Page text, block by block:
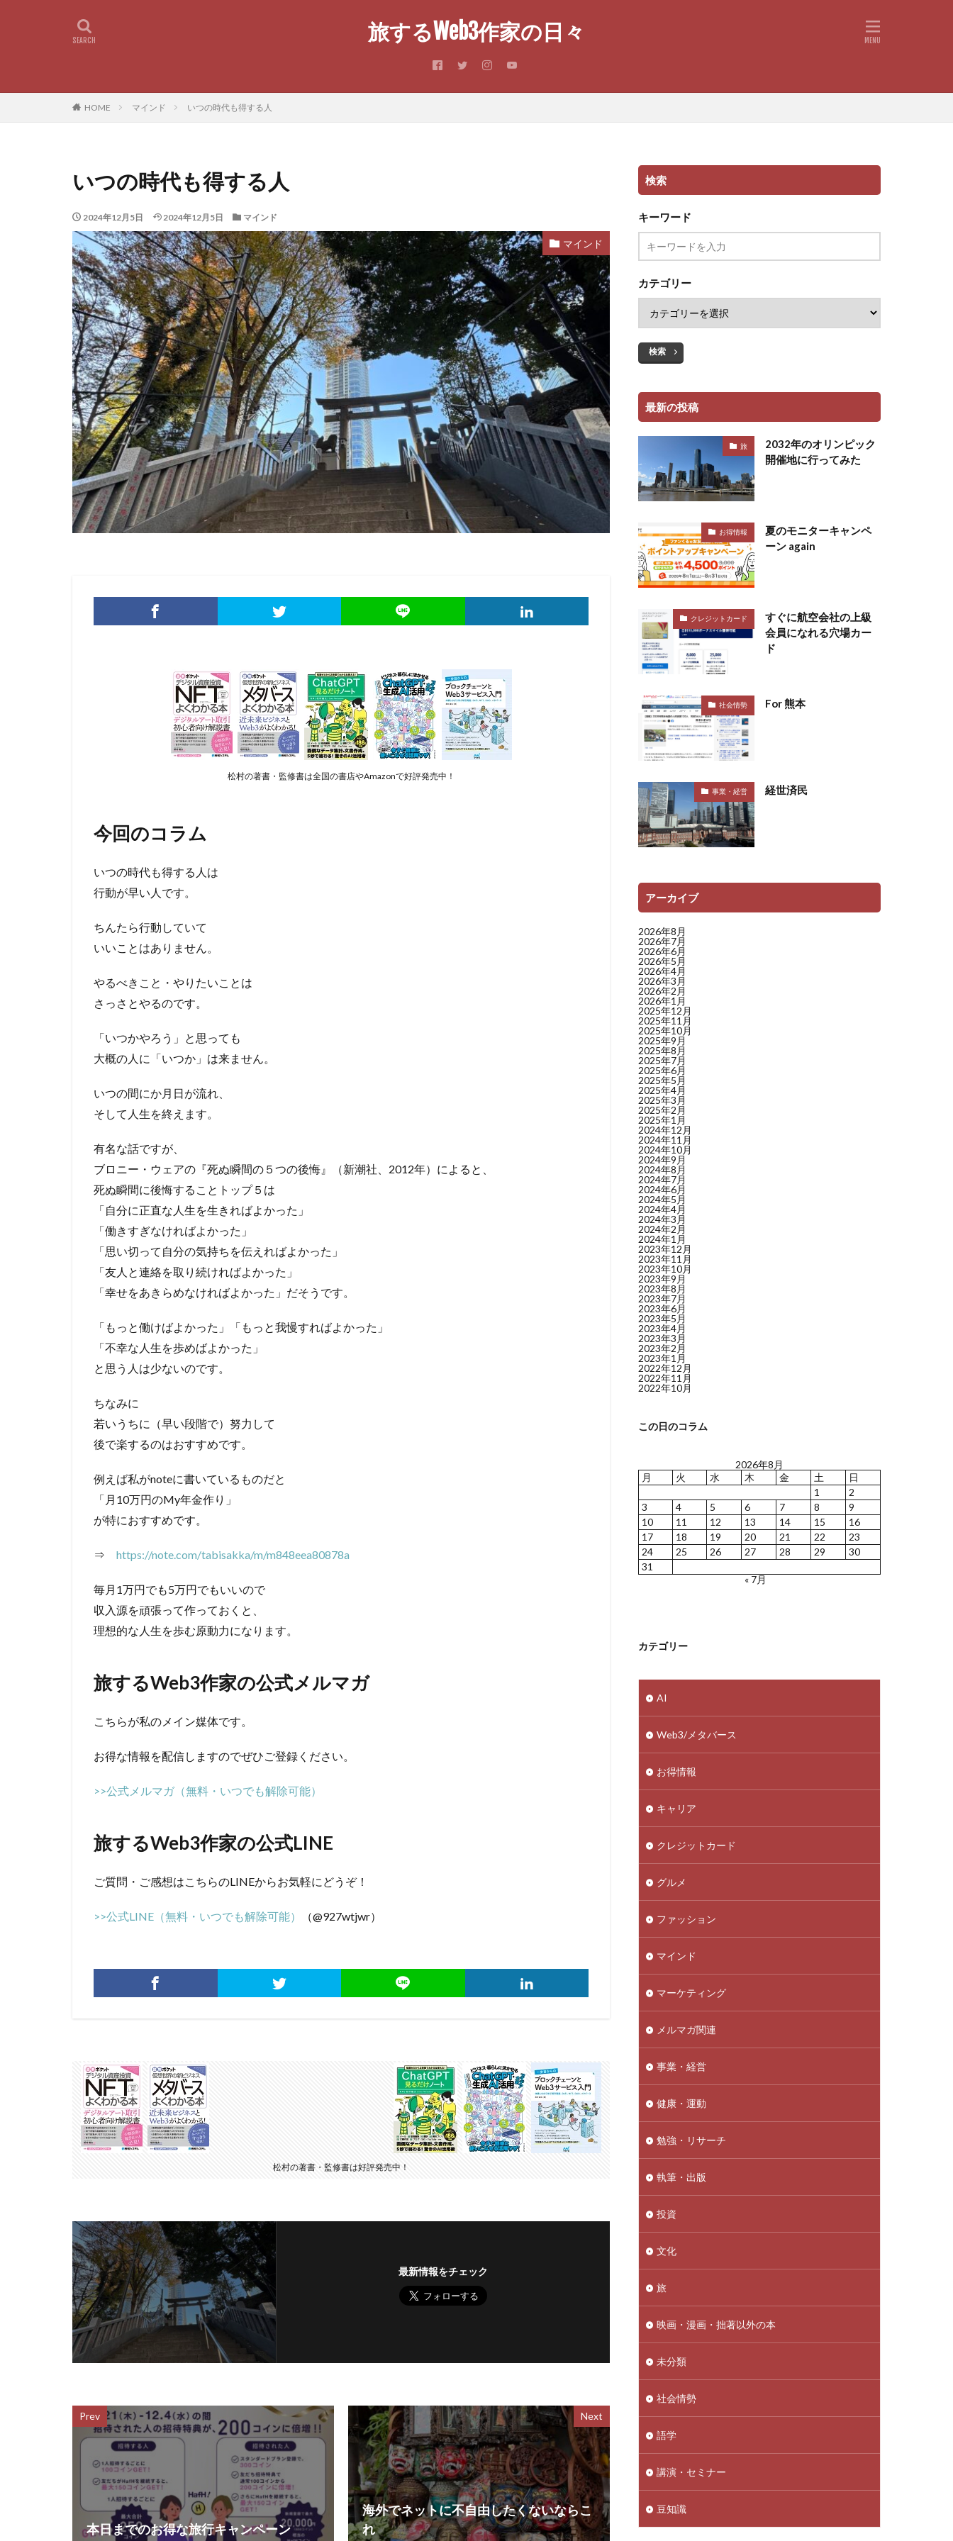
旅するWeb3作家の日々
HOME マインド いつの時代も得する人
いつの時代も得する人
2024年12月5日 2024年12月5日 マインド
マインド
松村の著書・監修書は全国の書店やAmazonで好評発売中！
今回のコラム
いつの時代も得する人は
行動が早い人です。
ちんたら行動していて
いいことはありません。
やるべきこと・やりたいことは
さっさとやるのです。
「いつかやろう」と思っても
大概の人に「いつか」は来ません。
いつの間にか月日が流れ、
そして人生を終えます。
有名な話ですが、
ブロニー・ウェアの『死ぬ瞬間の５つの後悔』（新潮社、2012年）によると、
死ぬ瞬間に後悔することトップ５は
「自分に正直な人生を生きればよかった」
「働きすぎなければよかった」
「思い切って自分の気持ちを伝えればよかった」
「友人と連絡を取り続ければよかった」
「幸せをあきらめなければよかった」だそうです。
「もっと働けばよかった」「もっと我慢すればよかった」
「不幸な人生を歩めばよかった」
と思う人は少ないのです。
ちなみに
若いうちに（早い段階で）努力して
後で楽するのはおすすめです。
例えば私がnoteに書いているものだと
「月10万円のMy年金作り」
が特におすすめです。
⇒ https://note.com/tabisakka/m/m848eea80878a
毎月1万円でも5万円でもいいので
収入源を頑張って作っておくと、
理想的な人生を歩む原動力になります。
旅するWeb3作家の公式メルマガ
こちらが私のメイン媒体です。
お得な情報を配信しますのでぜひご登録ください。
>>公式メルマガ（無料・いつでも解除可能）
旅するWeb3作家の公式LINE
ご質問・ご感想はこちらのLINEからお気軽にどうぞ！
>>公式LINE（無料・いつでも解除可能） （@927wtjwr）
松村の著書・監修書は好評発売中！
最新情報をチェック
Prev
本日までのお得な旅行キャンペーン
Next
海外でネットに不自由したくないならこ
れ
検索
キーワード
カテゴリー
検索
最新の投稿
旅
2032年のオリンピック
開催地に行ってみた
お得情報
夏のモニターキャンペ
ーン again
クレジットカード
すぐに航空会社の上級
会員になれる穴場カー
ド
社会情勢 For 熊本
事業・経営 経世済民
アーカイブ
2026年8月
2026年7月
2026年6月
2026年5月
2026年4月
2026年3月
2026年2月
2026年1月
2025年12月
2025年11月
2025年10月
2025年9月
2025年8月
2025年7月
2025年6月
2025年5月
2025年4月
2025年3月
2025年2月
2025年1月
2024年12月
2024年11月
2024年10月
2024年9月
2024年8月
2024年7月
2024年6月
2024年5月
2024年4月
2024年3月
2024年2月
2024年1月
2023年12月
2023年11月
2023年10月
2023年9月
2023年8月
2023年7月
2023年6月
2023年5月
2023年4月
2023年3月
2023年2月
2023年1月
2022年12月
2022年11月
2022年10月
この日のコラム
2026年8月
月
火 水 木 金 土
日
1
2
3
4 5 6 7 8
9
10
11 12 13 14 15
16
17
18 19 20 21 22
23
24
25 26 27 28 29
30
31
« 7月
カテゴリー
AI
Web3/メタバース
お得情報
キャリア
クレジットカード
グルメ
ファッション
マインド
マーケティング
メルマガ関連
事業・経営
健康・運動
勉強・リサーチ
執筆・出版
投資
文化
旅
映画・漫画・拙著以外の本
未分類
社会情勢
語学
講演・セミナー
豆知識